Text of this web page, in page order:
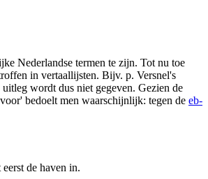
Nederlandse termen te zijn. Tot nu toe
in vertaallijsten. Bijv. p. Versnel's
wordt dus niet gegeven. Gezien de
bedoelt men waarschijnlijk: tegen de eb-
eerst de haven in.